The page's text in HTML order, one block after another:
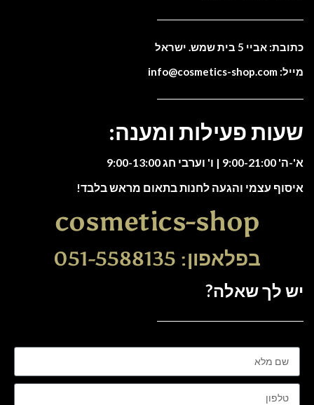
כתובת: אביי 5 בית שמש. ישראל
מייל: info@cosmetics-shop.com
שעות פעילות ומענה:
א'-ה' 9:00-21:00 | ו' וערבי חג 9:00-13:00
איסוף עצמי והגעה לחנות בתאום מראש בלבד!
cosmetics-shop
בפלאפון: 051-5588135
יש לך שאלה?